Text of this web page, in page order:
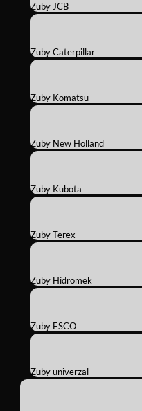
Zuby JCB
Zuby Caterpillar
Zuby Komatsu
Zuby New Holland
Zuby Kubota
Zuby Terex
Zuby Hidromek
Zuby ESCO
Zuby univerzal